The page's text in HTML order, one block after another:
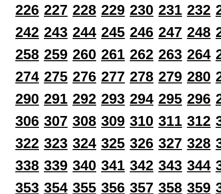
226 227 228 229 230 231 232
242 243 244 245 246 247 248
258 259 260 261 262 263 264
274 275 276 277 278 279 280
290 291 292 293 294 295 296
306 307 308 309 310 311 312
322 323 324 325 326 327 328
338 339 340 341 342 343 344
353 354 355 356 357 358 359